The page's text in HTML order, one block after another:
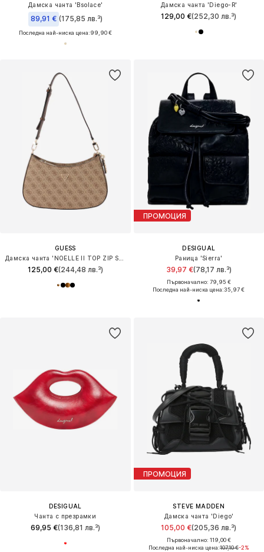
Дамска чанта 'Bsolace'
89,91 € (175,85 лв.³)
Последна най-ниска цена:99,90 €
Дамска чанта 'Diego-R'
129,00 €(252,30 лв.³)
GUESS
125,00 €(244,48 лв.³)
ПРОМОЦИЯ
DESIGUAL
Раница 'Sierra'
39,97 €(78,17 лв.³)
Първоначално: 79,95 €
Последна най-ниска цена:35,97 €
DESIGUAL
Чанта с презрамки
69,95 €(136,81 лв.³)
ПРОМОЦИЯ
STEVE MADDEN
Дамска чанта 'Diego'
105,00 €(205,36 лв.³)
Първоначално: 119,00 €
Последна най-ниска цена:107,10 €-2%